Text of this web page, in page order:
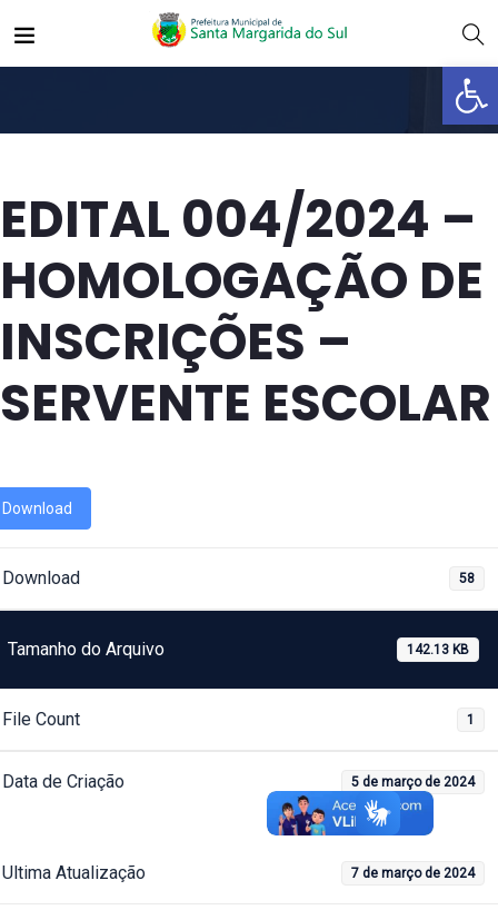
Abrir
EDITAL 004/2024 –
HOMOLOGAÇÃO DE
INSCRIÇÕES –
SERVENTE ESCOLAR
Download
Download 58
Tamanho do Arquivo 142.13 KB
File Count 1
Data de Criação 5 de março de 2024
Ultima Atualização 7 de março de 2024